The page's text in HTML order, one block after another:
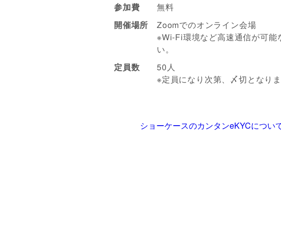
参加費 無料
開催場所 Zoomでのオンライン会場
※Wi-Fi環境など高速通信が可能
い。
定員数 50人
※定員になり次第、〆切となりま
ショーケースのカンタンeKYCについ